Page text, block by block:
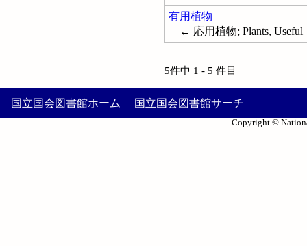
有用植物
← 応用植物; Plants, Useful
5件中 1 - 5 件目
国立国会図書館ホーム 国立国会図書館サーチ
Copyright ©